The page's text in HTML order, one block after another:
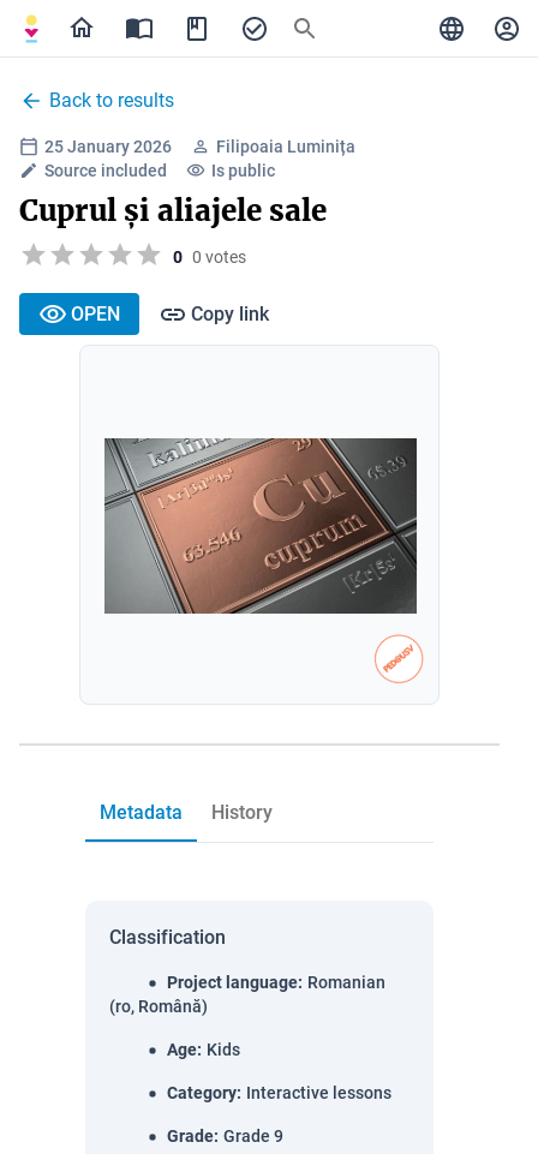
Back to results
25 January 2026
Filipoaia Luminița
Source included
Is public
Cuprul și aliajele sale
0 0 votes
OPEN Copy link
Metadata History
Classification
Project language: Romanian
(ro, Română)
Age: Kids
Category: Interactive lessons
Grade: Grade 9